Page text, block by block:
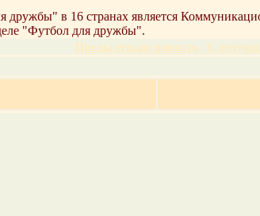
в 16 странах является
"Футбол для дружбы".
Предыдущая новость |